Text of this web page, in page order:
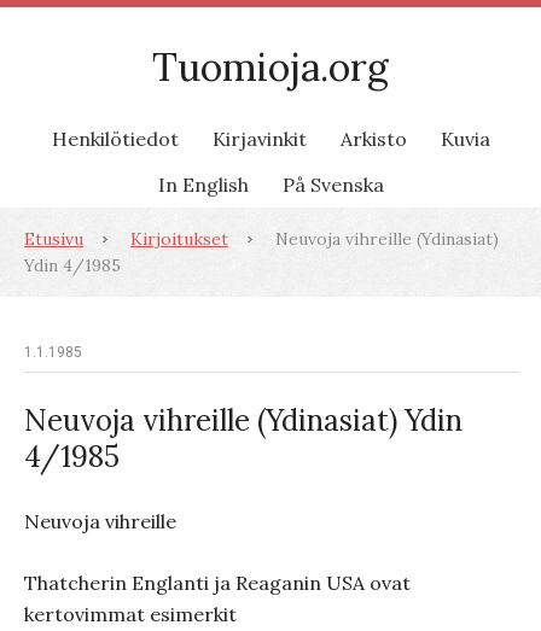
Tuomioja.org
Henkilötiedot Kirjavinkit Arkisto
Kuvia
In English
På Svenska
Etusivu Kirjoitukset
Neuvoja vihreille (Ydinasiat)
Ydin 4/1985
1.1.1985
Neuvoja vihreille (Ydinasiat) Ydin
4/1985
Neuvoja vihreille
Thatcherin Englanti ja Reaganin USA ovat
kertovimmat esimerkit